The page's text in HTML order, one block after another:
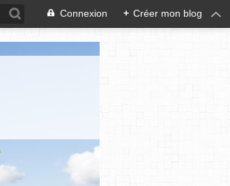
Connexion + Créer mon blog